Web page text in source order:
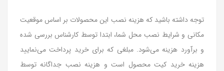
توجه داشته باشید که هزینه نصب این محصولات بر اساس موقعیت
مکانی و شرایط نصب محل شما، ابتدا توسط کارشناس بررسی شده
و برآورد هزینه می‌شود. مبلغی که برای خرید پرداخت می‌نمایید
هزینه خرید کیت محصول است و هزینه نصب جداگانه توسط